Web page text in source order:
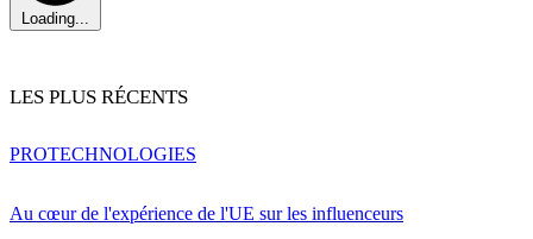
Loading...
LES PLUS RÉCENTS
Au cœur de l'expérience de l'UE sur les influenceurs
PROTECHNOLOGIES